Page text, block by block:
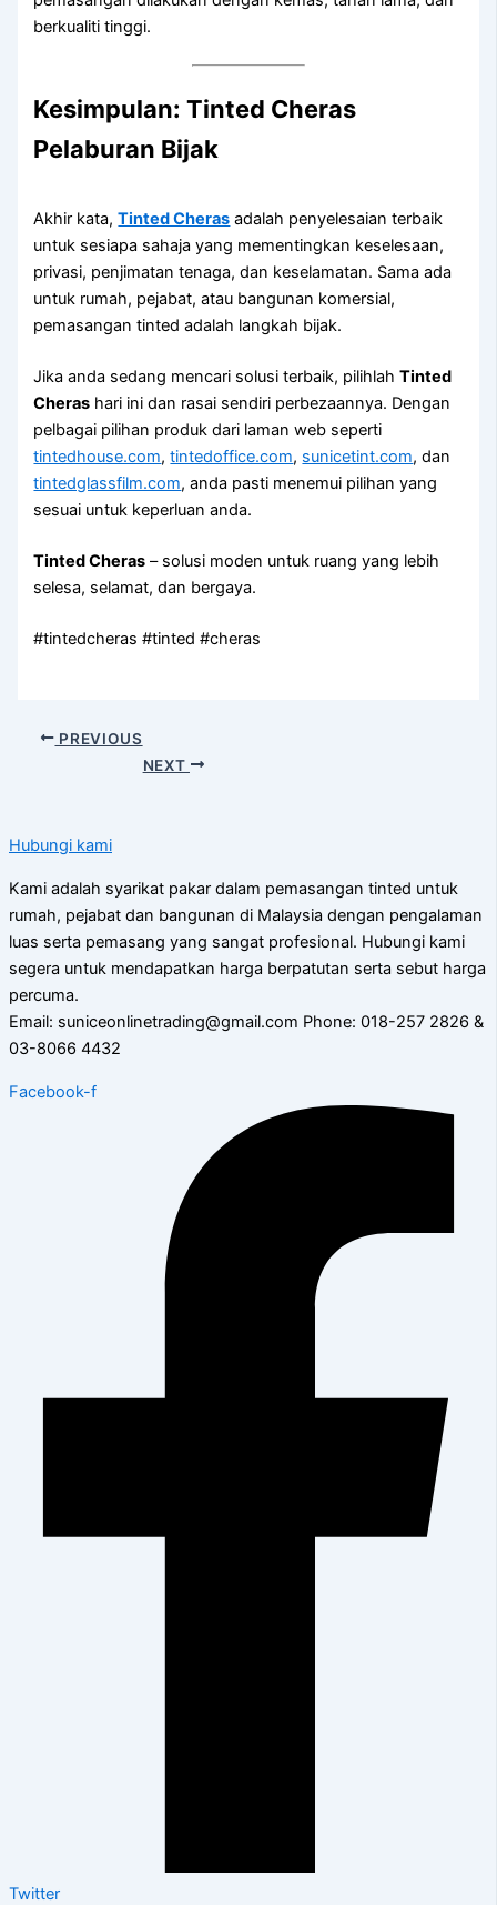
berkualiti tinggi.
Kesimpulan: Tinted Cheras
Pelaburan Bijak
Akhir kata,Tinted Cheras adalah penyelesaian terbaik
untuk sesiapa sahaja yang mementingkan keselesaan,
privasi, penjimatan tenaga, dan keselamatan. Sama ada
untuk rumah, pejabat, atau bangunan komersial,
pemasangan tinted adalah langkah bijak.
Jika anda sedang mencari solusi terbaik, pilihlahTinted
Cheras hari ini dan rasai sendiri perbezaannya. Dengan
pelbagai pilihan produk dari laman web seperti
tintedhouse.com,tintedoffice.com, sunicetint.com, dan
tintedglassfilm.com, anda pasti menemui pilihan yang
sesuai untuk keperluan anda.
Tinted Cheras – solusi moden untuk ruang yang lebih
selesa, selamat, dan bergaya.
#tintedcheras #tinted #cheras
PREVIOUS
NEXT
Hubungi kami
Kami adalah syarikat pakar dalam pemasangan tinted untuk
rumah, pejabat dan bangunan di Malaysia dengan pengalaman
luas serta pemasang yang sangat profesional. Hubungi kami
segera untuk mendapatkan harga berpatutan serta sebut harga
percuma.
Email: suniceonlinetrading@gmail.com Phone: 018-257 2826 &
03-8066 4432
Facebook-f
Twitter